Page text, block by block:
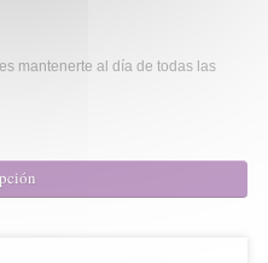
mantenerte al día de todas las